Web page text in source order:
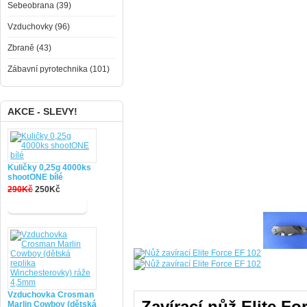
Sebeobrana (39)
Vzduchovky (96)
Zbraně (43)
Zábavní pyrotechnika (101)
AKCE - SLEVY!
Kuličky 0,25g 4000ks
shootONE bílé
290Kč 250Kč
Vzduchovka Crosman
Marlin Cowboy (dětská